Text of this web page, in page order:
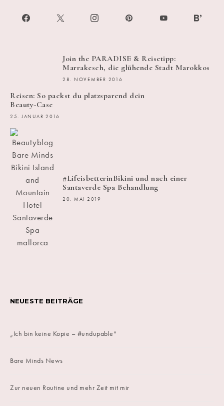
Join the PARADISE & Reisetipp:
Marrakesch, die glühende Stadt Marokkos
28. NOVEMBER 2016
Reisen: So packst du platzsparend dein
Beauty-Case
25. JANUAR 2016
#LifeisbetterinBikini und nach einer
Santaverde Spa Behandlung
20. MAI 2019
NEUESTE BEITRÄGE
„Ich bin keine Kopie – #undupable“
Bare Minds News
Zur neuen Routine und mehr Zeit mit mir